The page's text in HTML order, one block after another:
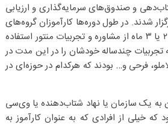
و صندوق‌های سرمایه‌گذاری و ارزیابی
شدند. در طول دوره‌ها کارآموزان گروه‌های
۳ تا ۶ نفر تشکیل می‌دهند و هرگروه مستقیم با یک منتور در ارتباط خواهد بود و طی ۲ یا ۳ ماه از مشاوره و تجربیات منتور استفاده
اکوسیستم بودند که تجربیات چند‌ساله خودشان را در این مدت در
فرحی و… بودند که هرکدام در حوزه‌ای در
به یک سازمان یا نهاد شتاب‌دهنده یا وی‌سی
خیلی از افرادی که به عنوان کارآموز به